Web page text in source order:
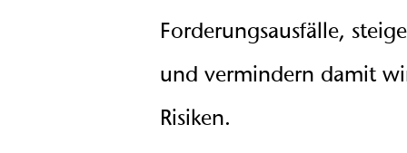
Forderungsausfälle,
und vermindern damit
Risiken.